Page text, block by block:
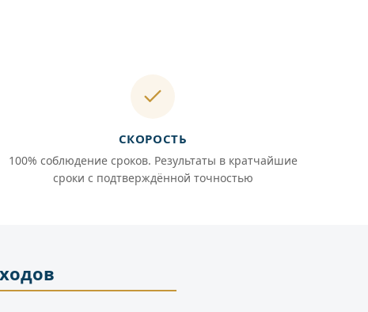
СКОРОСТЬ
100% соблюдение сроков. Результаты в кратчайшие
сроки с подтверждённой точностью